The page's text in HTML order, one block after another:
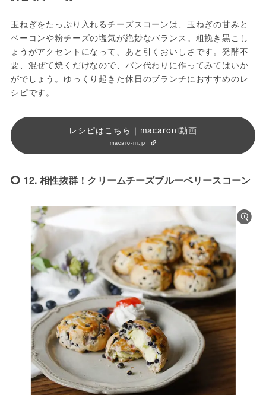
玉ねぎをたっぷり入れるチーズスコーンは、玉ねぎの甘みと
ベーコンや粉チーズの塩気が絶妙なバランス。粗挽き黒こし
ょうがアクセントになって、あと引くおいしさです。発酵不
要、混ぜて焼くだけなので、パン代わりに作ってみてはいか
がでしょう。ゆっくり起きた休日のブランチにおすすめのレ
シピです。
レシピはこちら｜macaroni動画
macaro-ni.jp
12. 相性抜群！クリームチーズブルーベリースコーン